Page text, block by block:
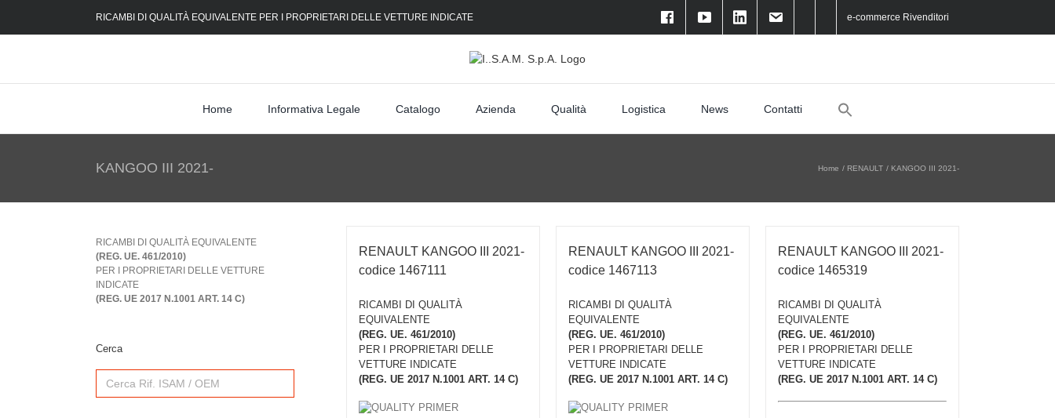
RICAMBI DI QUALITÀ EQUIVALENTE PER I PROPRIETARI DELLE VETTURE INDICATE e-commerce Rivenditori
Home Informativa Legale Catalogo Azienda Qualità Logistica News Contatti
KANGOO III 2021- Home RENAULT KANGOO III 2021-
RENAULT KANGOO III 2021-
codice 1467111
RICAMBI DI QUALITÀ
EQUIVALENTE
(REG. UE. 461/2010)
PER I PROPRIETARI DELLE
VETTURE INDICATE
(REG. UE 2017 N.1001 ART. 14 C)
RENAULT KANGOO III 2021-
codice 1467113
RICAMBI DI QUALITÀ
EQUIVALENTE
(REG. UE. 461/2010)
PER I PROPRIETARI DELLE
VETTURE INDICATE
(REG. UE 2017 N.1001 ART. 14 C)
RENAULT KANGOO III 2021-
codice 1465319
RICAMBI DI QUALITÀ
EQUIVALENTE
(REG. UE. 461/2010)
PER I PROPRIETARI DELLE
VETTURE INDICATE
(REG. UE 2017 N.1001 ART. 14 C)
RICAMBI DI QUALITÀ EQUIVALENTE
(REG. UE. 461/2010)
PER I PROPRIETARI DELLE VETTURE
INDICATE
(REG. UE 2017 N.1001 ART. 14 C)
Cerca
Search
for: